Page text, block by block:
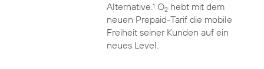
Alternative.1 O2hebt mit dem
neuen Prepaid-Tarif die mobile
Freiheit seiner Kunden auf ein
neues Level.